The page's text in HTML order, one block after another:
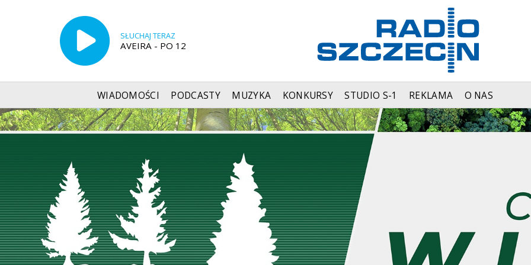
SŁUCHAJ TERAZ
AVEIRA - PO 12
WIADOMOŚCI PODCASTY MUZYKA KONKURSY STUDIO S-1 REKLAMA O NAS